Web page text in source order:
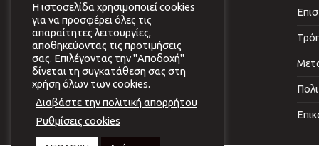
Η ιστοσελίδα χρησιμοποιεί cookies
για να προσφέρει όλες τις
απαραίτητες λειτουργίες,
αποθηκεύοντας τις προτιμήσεις
σας. Επιλέγοντας την "Αποδοχή"
δίνεται τη συγκατάθεση σας στη
χρήση όλων των cookies.
Διαβάστε την πολιτική απορρήτου
Ρυθμίσεις cookies